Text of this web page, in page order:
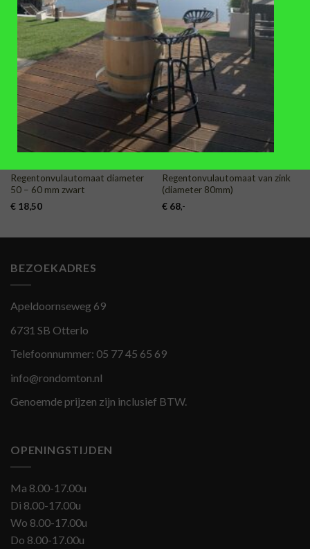
TOEVOEGEN
AAN
VERLANGLIJST
Regentonvulautomaat diameter
50 – 60 mm zwart
€18,50
TOEVOEGEN
AAN
VERLANGLIJST
Regentonvulautomaat van zink
(diameter 80mm)
€68,-
BEZOEKADRES
Apeldoornseweg 69
6731 SB Otterlo
Telefoonnummer: 05 77 45 65 69
info@rondomton.nl
Genoemde prijzen zijn inclusief BTW.
OPENINGSTIJDEN
Ma 8.00-17.00u
Di 8.00-17.00u
Wo 8.00-17.00u
Do 8.00-17.00u